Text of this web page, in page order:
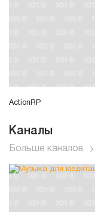
ActionRP
Каналы
Больше каналов